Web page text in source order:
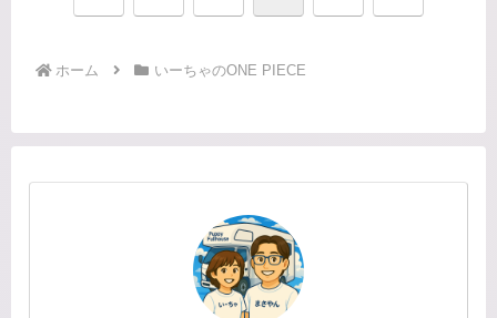
ホーム いーちゃのONE PIECE